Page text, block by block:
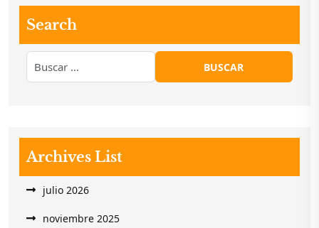
entradas
Search
Archives List
julio 2026
noviembre 2025